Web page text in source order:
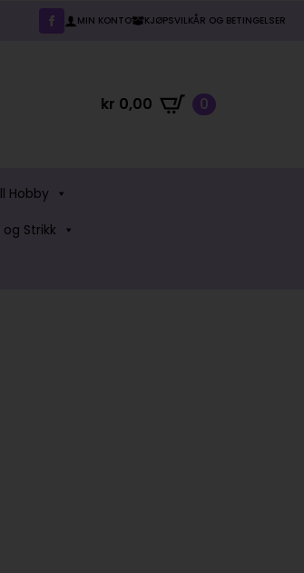
MIN KONTO KJØPSVILKÅR OG BETINGELSER
kr 0,00 0
Hobby
og Strikk